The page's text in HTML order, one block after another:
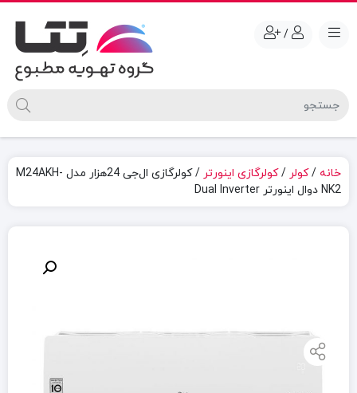
/
خانه /کولر /کولرگازی اینورتر
/ کولرگازی ال‌جی 24هزار مدل M24AKH-
NK2 دوال اینورتر Dual Inverter